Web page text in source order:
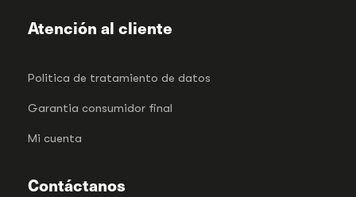
Atención al cliente
Politica de tratamiento de datos
Garantia consumidor final
Mi cuenta
Contáctanos